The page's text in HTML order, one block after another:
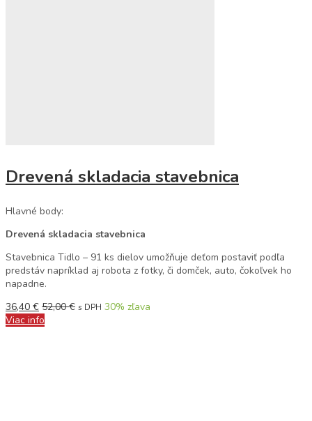
Drevená skladacia stavebnica
Hlavné body:
Drevená skladacia stavebnica
Stavebnica Tidlo – 91 ks dielov umožňuje deťom postaviť podľa
predstáv napríklad aj robota z fotky, či domček, auto, čokoľvek ho
napadne.
36,40 € 52,00€ s DPH 30% zľava
Viac info